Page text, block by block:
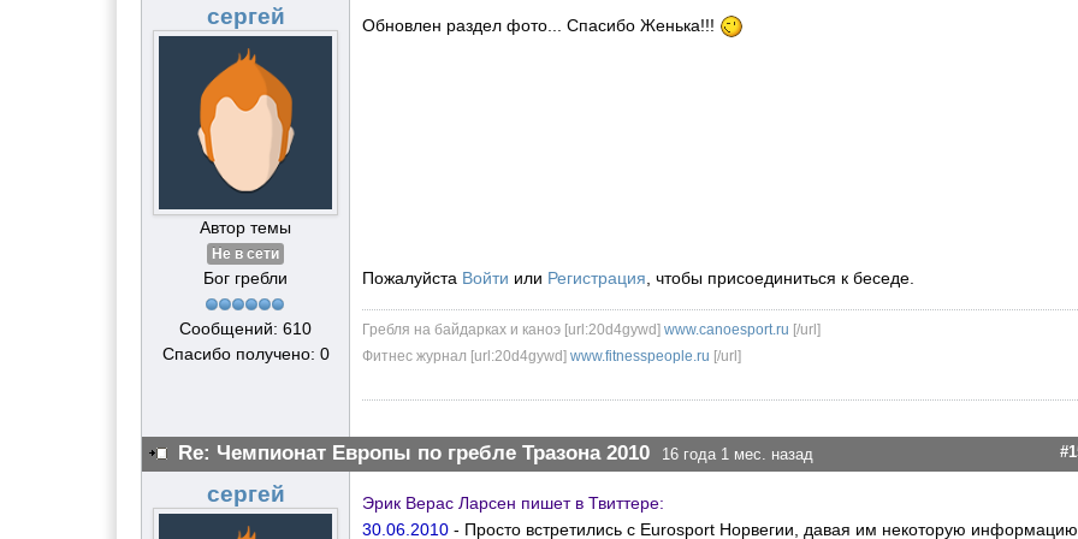
сергей
Автор темы
Не в сети
Бог гребли
Сообщений: 610
Спасибо получено: 0
Обновлен раздел фото... Спасибо Женька!!!
Пожалуйста Войти или Регистрация , чтобы присоединиться к беседе.
Гребля на байдарках и каноэ [url:20d4gywd] www.canoesport.ru [/url]
Фитнес журнал [url:20d4gywd] www.fitnesspeople.ru [/url]
Re: Чемпионат Европы по гребле Тразона 2010 16 года 1 мес. назад
сергей
Эрик Верас Ларсен пишет в Твиттере:
30.06.2010 - Просто встретились с Eurosport Норвегии, давая им некоторую информацию